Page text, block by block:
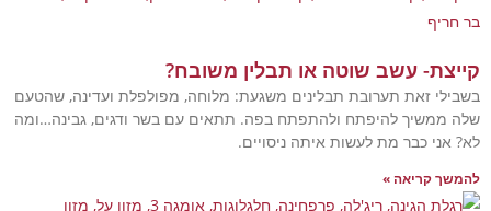
עשב שוטה או תבלין משובח?
תערובת תבלינים משגעת: מלוחה, מפולפלת ועדינה, שהטעם
להיפתח ולהתפתח בפה. תתאים עם בשר ודגים, גבינה…ומה
מת לעשות איתה ניסויים.
»